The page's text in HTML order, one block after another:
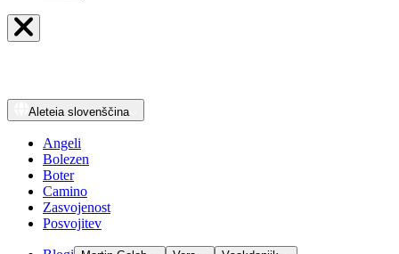
Aleteia slovenščina
Angeli
Bolezen
Boter
Camino
Zasvojenost
Posvojitev